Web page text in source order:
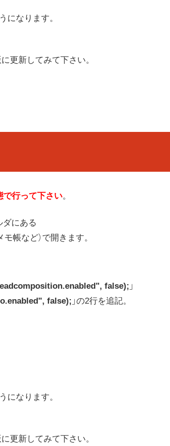
になります。
更新してみて下さい。
行って下さい。
ダにある
モ帳など）で開きます。
false); 」
false); 」の2行を追記。
になります。
更新してみて下さい。